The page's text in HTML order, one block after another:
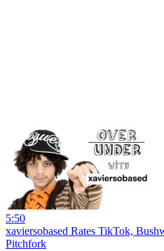
5:50
xaviersobased Rates TikTok,
Pitchfork